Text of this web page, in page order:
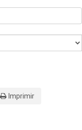
Imprimir